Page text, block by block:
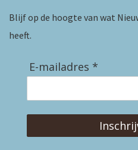
Blijf op de hoogte van wat
heeft.
E-mailadres *